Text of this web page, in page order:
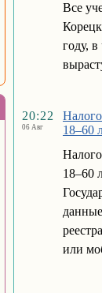
Все
году,
20:22
06 Авг
18–60
18–60
или